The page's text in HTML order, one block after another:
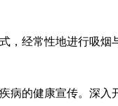
经常性地进行吸
的健康宣传。深入